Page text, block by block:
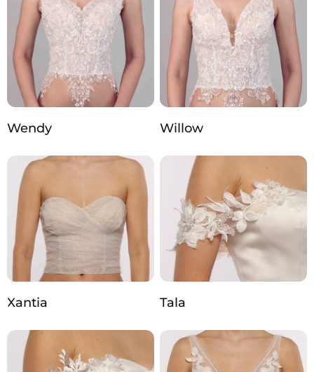
Wendy Willow
Xantia Tala